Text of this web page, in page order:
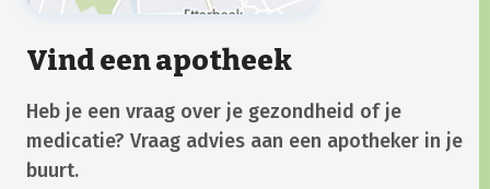
Vind een apotheek
Heb je een vraag over je gezondheid of je
medicatie? Vraag advies aan een apotheker in je
buurt.